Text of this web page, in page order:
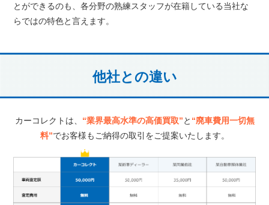
とができるのも、各分野の熟練スタッフが在籍している当社な
らではの特色と言えます。
他社との違い
カーコレクトは、 “業界最高水準の高価買取”と “廃車費用一切無
料”でお客様もご納得の取引をご提案いたします。